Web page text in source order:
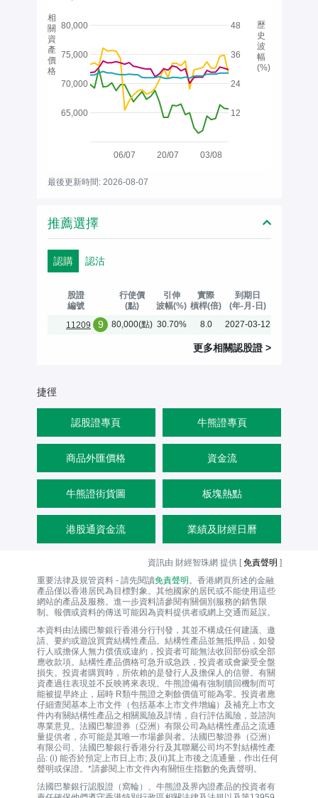
06/07 20/07 03/08
65,000
70,000
75,000
80,000
12
24
36
48
相
關
資
產
價
格
歷
史
波
幅
(%)
最後更新時間: 2026-08-07
推薦選擇
認購 認沽
股證
編號
行使價
(點)
引伸
波幅(%)
實際
槓桿(倍)
到期日
(年-月-日)
11209
9 80,000(點) 30.70% 8.0 2027-03-12
更多相關認股證>
捷徑
認股證專頁 牛熊證專頁
商品外匯價格 資金流
牛熊證街貨圖 板塊熱點
港股通資金流 業績及財經日曆
資訊由 財經智珠網 提供 [免責聲明 ]
重要法律及規管資料 - 請先閱讀免責聲明 。香港網頁所述的金融
產品僅以香港居民為目標對象。其他國家的居民或不能使用這些
網站的產品及服務。進一步資料請參閱有關個別服務的銷售限
制。報價或資料的傳送可能因為資料提供者或網上交通而延誤。
本資料由法國巴黎銀行香港分行刊發，其並不構成任何建議、邀
請、要約或遊說買賣結構性產品。結構性產品並無抵押品，如發
行人或擔保人無力償債或違約，投資者可能無法收回部份或全部
應收款項。結構性產品價格可急升或急跌，投資者或會蒙受全盤
損失。投資者購買時，所依賴的是發行人及擔保人的信譽。有關
資產過往表現並不反映將來表現。牛熊證備有強制贖回機制而可
能被提早終止，屆時 R類牛熊證之剩餘價值可能為零。投資者應
仔細查閱基本上市文件（包括基本上市文件增編）及補充上市文
件內有關結構性產品之相關風險及詳情，自行評估風險，並諮詢
專業意見。法國巴黎證券（亞洲）有限公司為結構性產品之流通
量提供者，亦可能是其唯一巿場參與者。法國巴黎證券（亞洲）
有限公司、法國巴黎銀行香港分行及其聯屬公司均不對結構性產
品: (i) 能否於預定上市日上市; 及(ii)其上市後之流通量，作出任何
聲明或保證。*請參閱上市文件內有關恒生指數的免責聲明。
法國巴黎銀行認股證（窩輪）、牛熊證及界內證產品的投資者有